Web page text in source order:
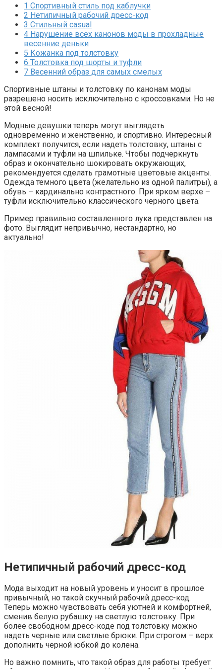
1 Спортивный стиль под каблучки
2 Нетипичный рабочий дресс-код
3 Стильный casual
4 Нарушение всех канонов моды в прохладные
весенние деньки
5 Кожанка под толстовку
6 Толстовка под шорты и туфли
7 Весенний образ для самых смелых
Спортивные штаны и толстовку по канонам моды
разрешено носить исключительно с кроссовками. Но не
этой весной!
Модные девушки теперь могут выглядеть
одновременно и женственно, и спортивно. Интересный
комплект получится, если надеть толстовку, штаны с
лампасами и туфли на шпильке. Чтобы подчеркнуть
образ и окончательно шокировать окружающих,
рекомендуется сделать грамотные цветовые акценты.
Одежда темного цвета (желательно из одной палитры), а
обувь – кардинально контрастного. При ярком верхе –
туфли исключительно классического черного цвета.
Пример правильно составленного лука представлен на
фото. Выглядит непривычно, нестандартно, но
актуально!
Нетипичный рабочий дресс-код
Мода выходит на новый уровень и уносит в прошлое
привычный, но такой скучный рабочий дресс-код.
Теперь можно чувствовать себя уютней и комфортней,
сменив белую рубашку на светлую толстовку. При
более свободном дресс-коде под толстовку можно
надеть черные или светлые брюки. При строгом – верх
дополнить черной юбкой до колена.
Но важно помнить, что такой образ для работы требует